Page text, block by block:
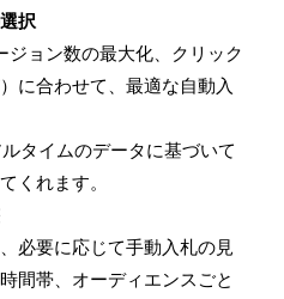
択
ジョン数の最大化、クリック
に合わせて、最適な自動入
タイムのデータに基づいて
くれます。
必要に応じて手動入札の見
間帯、オーディエンスごと